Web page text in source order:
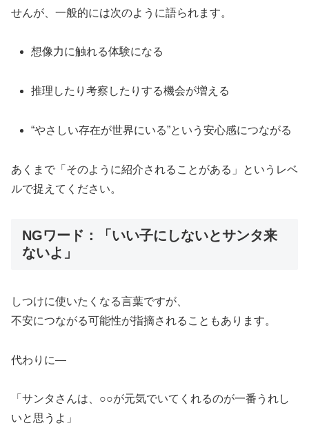
せんが、一般的には次のように語られます。
想像力に触れる体験になる
推理したり考察したりする機会が増える
“やさしい存在が世界にいる”という安心感につながる
あくまで「そのように紹介されることがある」というレベ
ルで捉えてください。
NGワード：「いい子にしないとサンタ来
ないよ」
しつけに使いたくなる言葉ですが、
不安につながる可能性が指摘されることもあります。
代わりに—
「サンタさんは、○○が元気でいてくれるのが一番うれし
いと思うよ」